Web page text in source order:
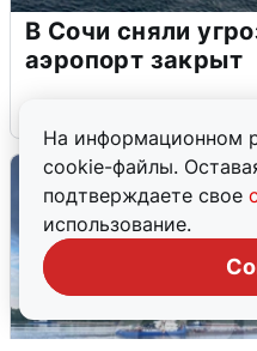
На информационном
cookie-файлы.
подтверждаете свое
использование.
В Сочи сняли
аэропорт закрыт